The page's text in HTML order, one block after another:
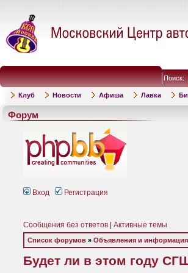
Клуб Новости Афиша Лавка
Форум
Вход Регистрация
Сообщения без ответов Активные темы
Список форумов » Объявления и
Будет ли в этом году